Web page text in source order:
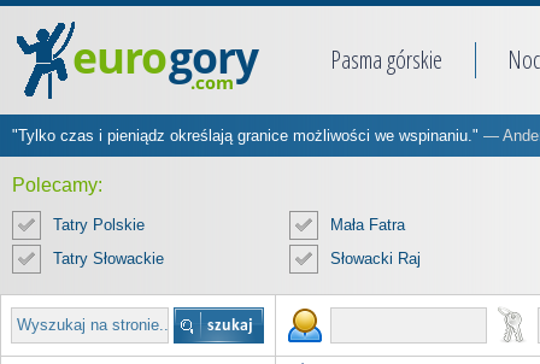
Pasma górskie
"Tylko czas i pieniądz określają granice możliwości we wspinaniu." —
Polecamy:
Tatry Polskie
Mała Fatra
Tatry Słowackie
Słowacki Raj